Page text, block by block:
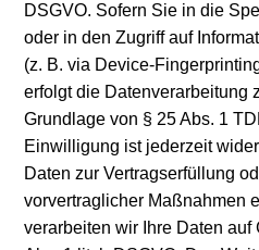
DSGVO. Sofern Sie in die
oder in den Zugriff auf
(z. B. via Device-
erfolgt die Datenverarbeitung
Grundlage von § 25 Abs. 1
Einwilligung ist jederzeit
Daten zur Vertragserfüllung
vorvertraglicher Maßnahmen
verarbeiten wir Ihre Daten auf